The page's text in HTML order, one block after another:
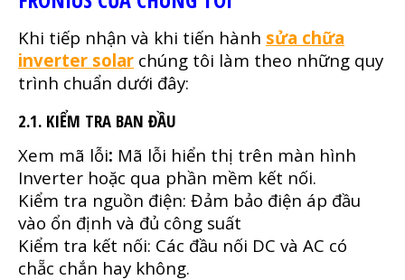
Khi tiếp nhận và khi tiến hành sửa chữa
inverter solar chúng tôi làm theo những quy
trình chuẩn dưới đây:
2.1. KIỂM TRA BAN ĐẦU
Xem mã lỗi: Mã lỗi hiển thị trên màn hình
Inverter hoặc qua phần mềm kết nối.
Kiểm tra nguồn điện: Đảm bảo điện áp đầu
vào ổn định và đủ công suất
Kiểm tra kết nối: Các đầu nối DC và AC có
chẵc chắn hay không.